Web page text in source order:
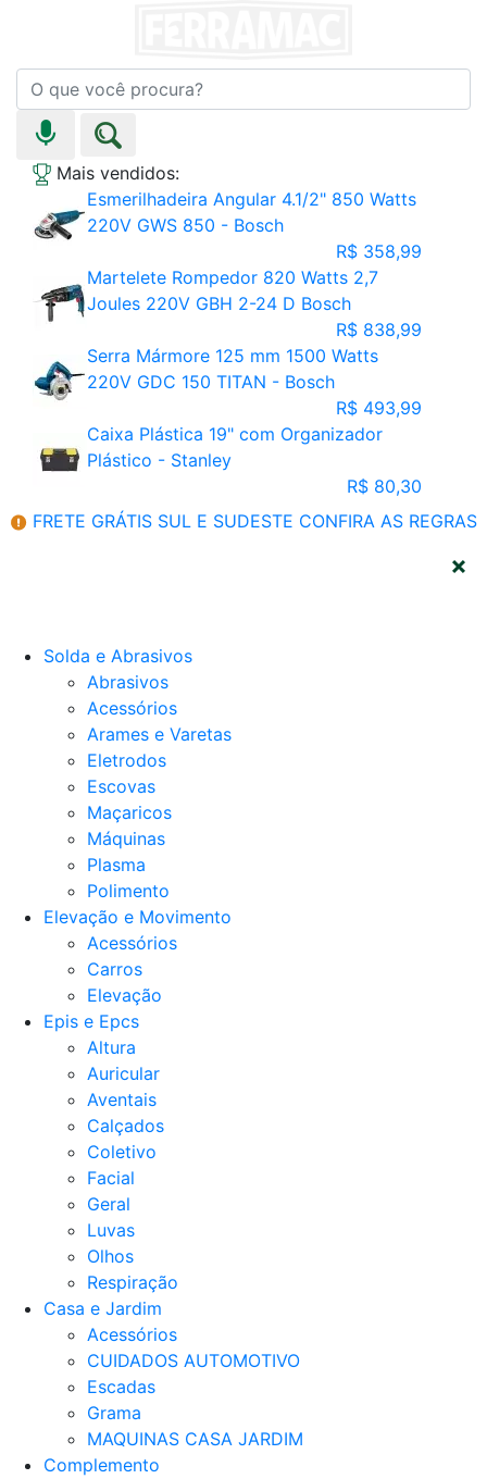
Mais vendidos:
Esmerilhadeira Angular 4.1/2" 850 Watts
220V GWS 850 - Bosch
R$ 358,99
Martelete Rompedor 820 Watts 2,7
Joules 220V GBH 2-24 D Bosch
R$ 838,99
Serra Mármore 125 mm 1500 Watts
220V GDC 150 TITAN - Bosch
R$ 493,99
Caixa Plástica 19" com Organizador
Plástico - Stanley
R$ 80,30
FRETE GRÁTIS SUL E SUDESTE CONFIRA AS REGRAS
Solda e Abrasivos
Abrasivos
Acessórios
Arames e Varetas
Eletrodos
Escovas
Maçaricos
Máquinas
Plasma
Polimento
Elevação e Movimento
Acessórios
Carros
Elevação
Epis e Epcs
Altura
Auricular
Aventais
Calçados
Coletivo
Facial
Geral
Luvas
Olhos
Respiração
Casa e Jardim
Acessórios
CUIDADOS AUTOMOTIVO
Escadas
Grama
MAQUINAS CASA JARDIM
Complemento